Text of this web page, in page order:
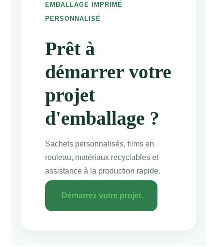
EMBALLAGE IMPRIMÉ
PERSONNALISÉ
Prêt à
démarrer votre
projet
d'emballage ?
Sachets personnalisés, films en
rouleau, matériaux recyclables et
assistance à la production rapide.
Démarrez votre projet